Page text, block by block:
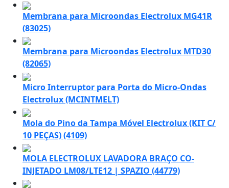
Membrana para Microondas Electrolux MG41R
(83025)
Membrana para Microondas Electrolux MTD30
(82065)
Micro Interruptor para Porta do Micro-Ondas
Electrolux (MCINTMELT)
Mola do Pino da Tampa Móvel Electrolux (KIT C/
10 PEÇAS) (4109)
MOLA ELECTROLUX LAVADORA BRAÇO CO-
INJETADO LM08/LTE12 | SPAZIO (44779)